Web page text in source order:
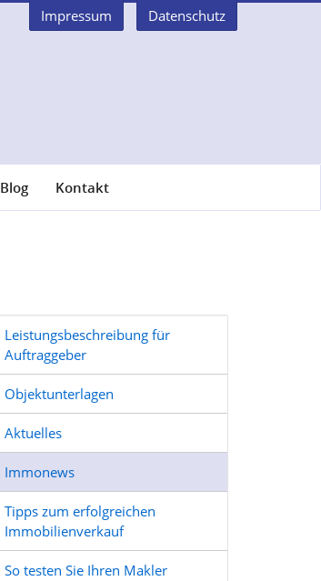
Impressum Datenschutz
Blog Kontakt
Leistungsbeschreibung für
Auftraggeber
Objektunterlagen
Aktuelles
Immonews
Tipps zum erfolgreichen
Immobilienverkauf
So testen Sie Ihren Makler